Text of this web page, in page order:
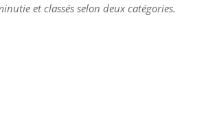
et classés selon deux catégories.